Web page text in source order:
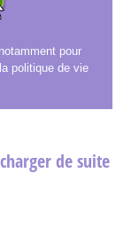
pour
politique de vie
de suite